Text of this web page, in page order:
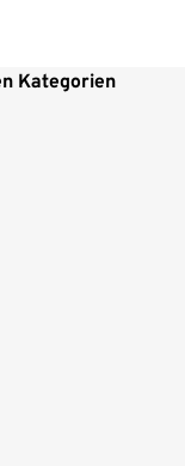
Kategorien